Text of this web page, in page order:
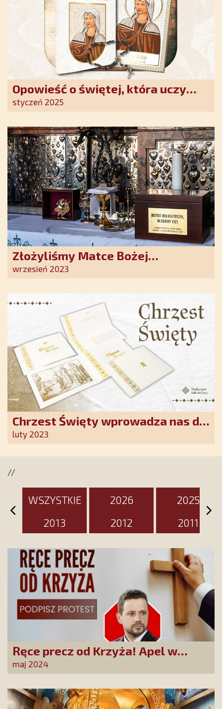
Opowieść o świętej, która uczy
szczerego oddania się Bogu.
nadziei w XXI wieku
styczeń 2025
Złożyliśmy Matce Bożej
Ostrobramskiej pozłacane wotum
wrzesień 2023
Chrzest Święty wprowadza nas do
wspólnoty Kościoła. Nasz pakiet
luty 2023
//
WSZYSTKIE 2026
2025
2013
2012 2011
Ręce precz od Krzyża! Apel w
reakcji na skandaliczne
zarządzenie Rafała
Trzaskowskiego
maj 2024